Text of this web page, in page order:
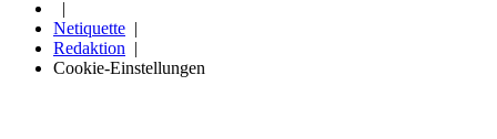
Netiquette
Redaktion
Cookie-Einstellungen